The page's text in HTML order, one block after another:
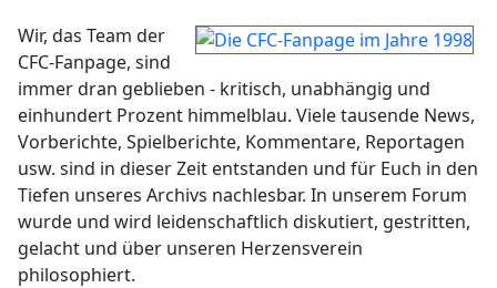
Wir, das Team der
CFC-Fanpage, sind
immer dran geblieben - kritisch, unabhängig und
einhundert Prozent himmelblau. Viele tausende News,
Vorberichte, Spielberichte, Kommentare, Reportagen
usw. sind in dieser Zeit entstanden und für Euch in den
Tiefen unseres Archivs nachlesbar. In unserem Forum
wurde und wird leidenschaftlich diskutiert, gestritten,
gelacht und über unseren Herzensverein
philosophiert.